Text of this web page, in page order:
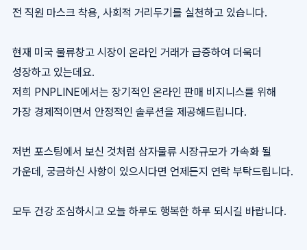
전 직원 마스크 착용, 사회적 거리두기를 실천하고 있습니다.
현재 미국 물류창고 시장이 온라인 거래가 급증하여 더욱더
성장하고 있는데요.
저희 PNPLINE에서는 장기적인 온라인 판매 비지니스를 위해
가장 경제적이면서 안정적인 솔루션을 제공해드립니다.
저번 포스팅에서 보신 것처럼 삼자물류 시장규모가 가속화 될
가운데, 궁금하신 사항이 있으시다면 언제든지 연락 부탁드립니다.
모두 건강 조심하시고 오늘 하루도 행복한 하루 되시길 바랍니다.